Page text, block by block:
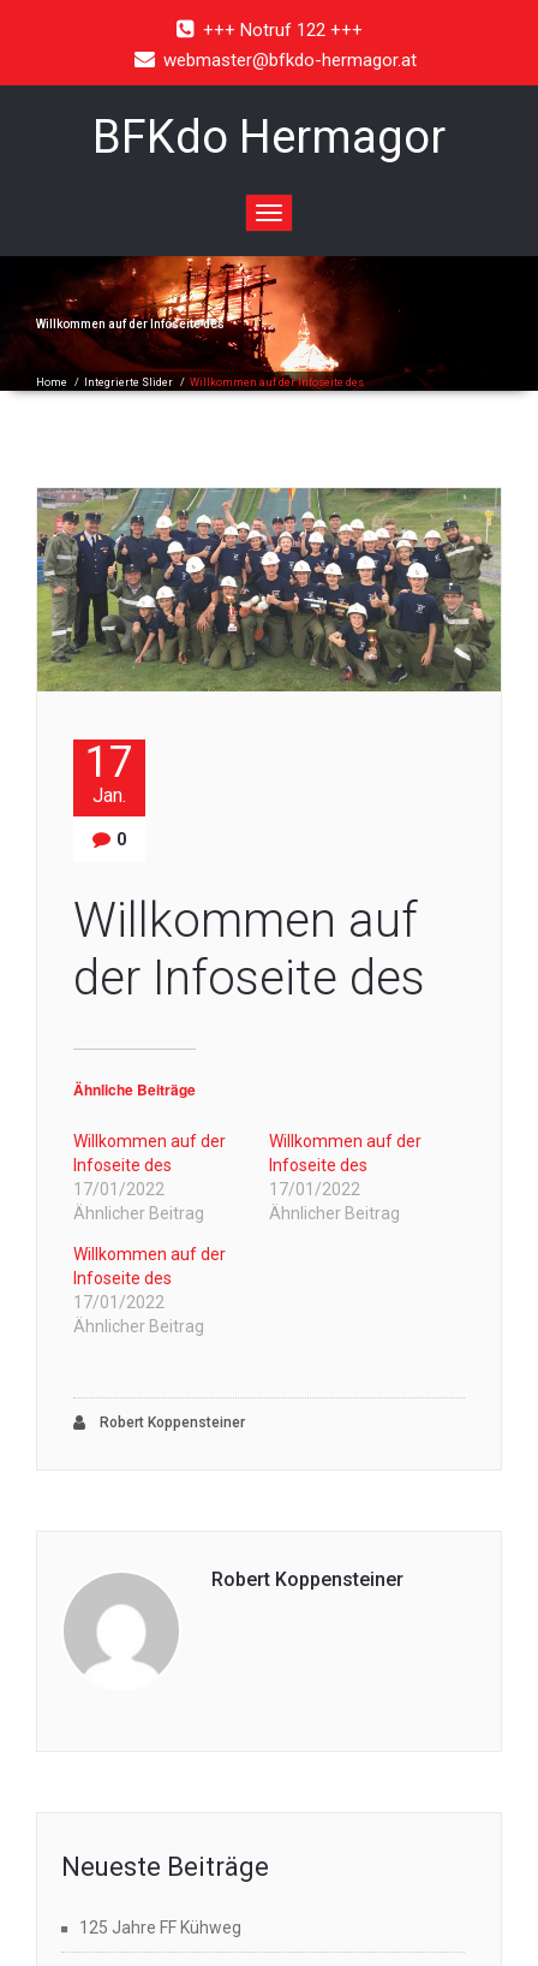
+++ Notruf 122 +++
webmaster@bfkdo-hermagor.at
BFKdo Hermagor
Toggle
navigation
Willkommen auf der Infoseite des
Home / Integrierte Slider / Willkommen auf der Infoseite des
17
Jan.
0
Willkommen auf
der Infoseite des
Ähnliche Beiträge
Willkommen auf der
Infoseite des
17/01/2022
Ähnlicher Beitrag
Willkommen auf der
Infoseite des
17/01/2022
Ähnlicher Beitrag
Willkommen auf der
Infoseite des
17/01/2022
Ähnlicher Beitrag
Robert Koppensteiner
Robert Koppensteiner
Neueste Beiträge
125 Jahre FF Kühweg